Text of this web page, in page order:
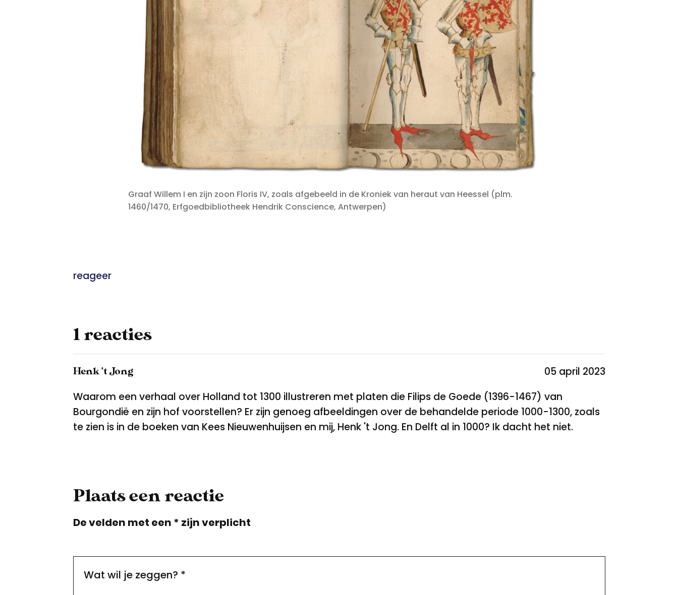
Graaf Willem I en zijn zoon Floris IV, zoals afgebeeld in de Kroniek van heraut van Heessel (plm.
1460/1470, Erfgoedbibliotheek Hendrik Conscience, Antwerpen)
reageer
1 reacties
Henk 't Jong
05 april 2023
Waarom een verhaal over Holland tot 1300 illustreren met platen die Filips de Goede (1396-1467) van
Bourgondië en zijn hof voorstellen? Er zijn genoeg afbeeldingen over de behandelde periode 1000-1300, zoals
te zien is in de boeken van Kees Nieuwenhuijsen en mij, Henk 't Jong. En Delft al in 1000? Ik dacht het niet.
Plaats een reactie
De velden met een * zijn verplicht
Wat wil je zeggen? *